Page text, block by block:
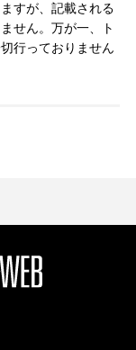
すが、記載される
せん。万が一、ト
行っておりません